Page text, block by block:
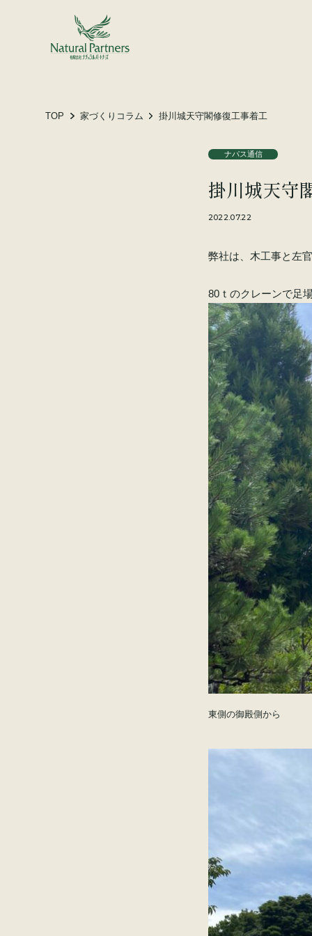
TOP 家づくりコラム 掛川城天守閣修復工事着工
ナパス通信
掛川城天守
2022.07.22
弊社は、木工事と左
80ｔのクレーンで足
東側の御殿側から
会社概要
スタッフ紹介